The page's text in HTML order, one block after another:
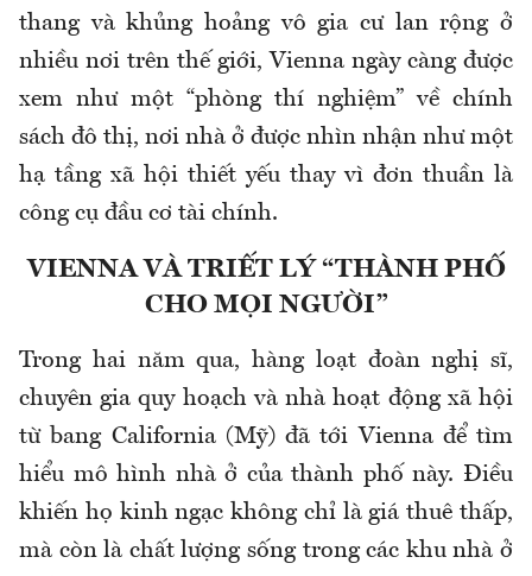
thang và khủng hoảng vô gia cư lan rộng ở
nhiều nơi trên thế giới, Vienna ngày càng được
xem như một “phòng thí nghiệm” về chính
sách đô thị, nơi nhà ở được nhìn nhận như một
hạ tầng xã hội thiết yếu thay vì đơn thuần là
công cụ đầu cơ tài chính.
VIENNA VÀ TRIẾT LÝ “THÀNH PHỐ
CHO MỌI NGƯỜI”
Trong hai năm qua, hàng loạt đoàn nghị sĩ,
chuyên gia quy hoạch và nhà hoạt động xã hội
từ bang California (Mỹ) đã tới Vienna để tìm
hiểu mô hình nhà ở của thành phố này. Điều
khiến họ kinh ngạc không chỉ là giá thuê thấp,
mà còn là chất lượng sống trong các khu nhà ở